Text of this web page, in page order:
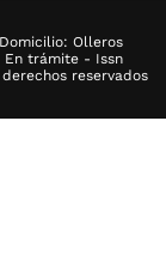
Olleros
En trámite - Issn
reservados